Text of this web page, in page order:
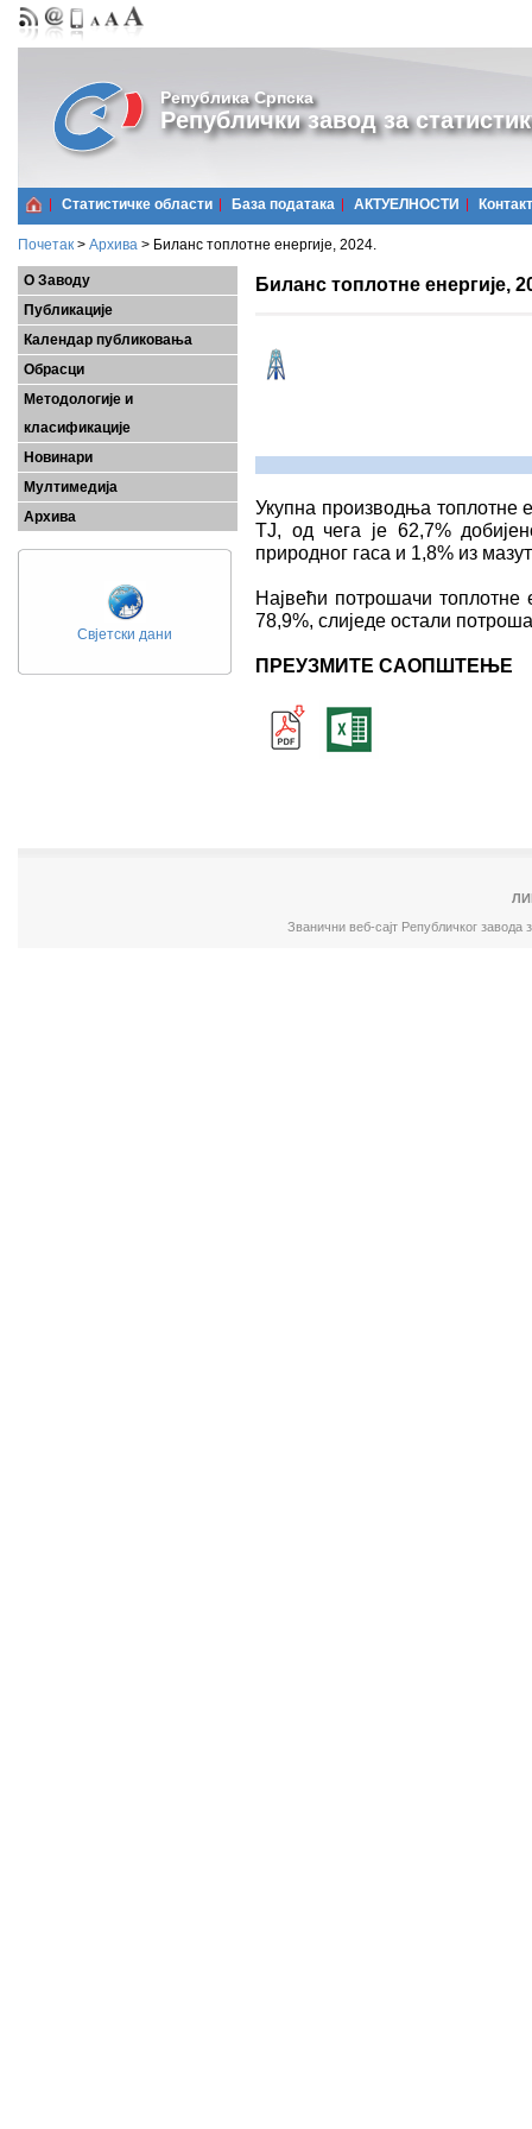
Република Српска
Републички завод за
Статистичке области Базa података АКТУЕЛНОСТИ Контакт
Почетак > Архива > Биланс топлотне енергије, 2024.
О Заводу
Публикације
Календар публиковања
Обрасци
Методологије и
класификације
Новинари
Мултимедија
Архива
Свјетски дани
Биланс топлотне енергије,
Укупна производња топлотне
ТЈ, од чега је 62,7%
природног гаса и 1,8% из
Највећи потрошачи
78,9%, слиједе остали
ПРЕУЗМИТЕ САОПШТЕЊЕ
Званични веб-сајт Републичког